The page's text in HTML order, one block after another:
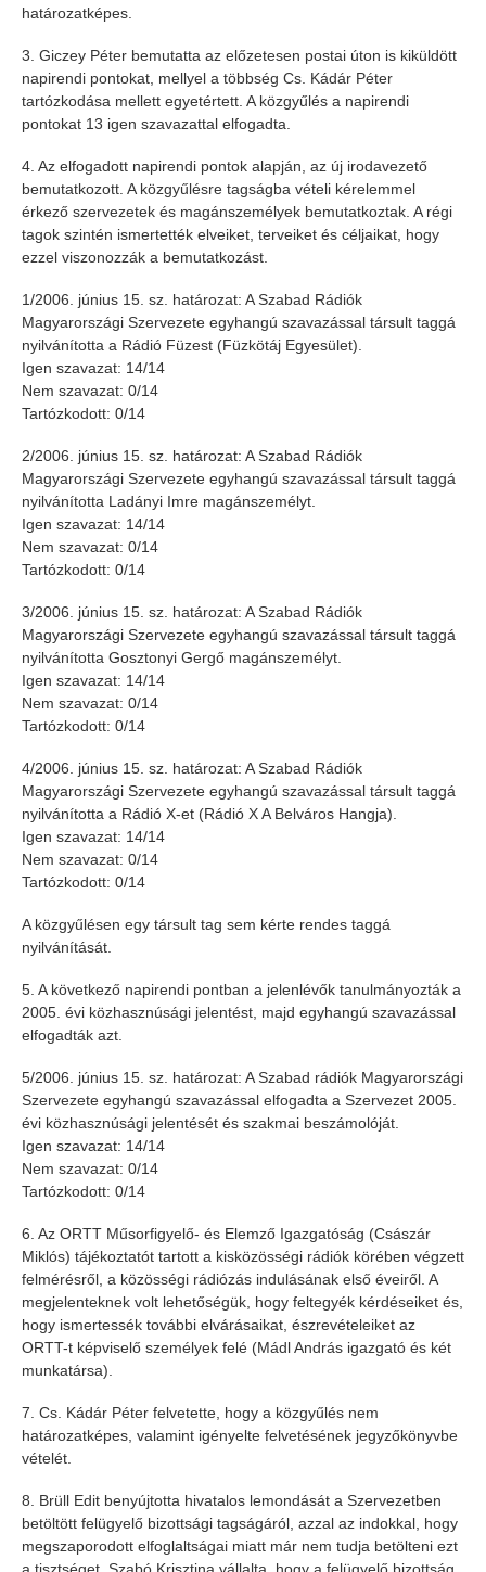
határozatképes.
3. Giczey Péter bemutatta az előzetesen postai úton is kiküldött
napirendi pontokat, mellyel a többség Cs. Kádár Péter
tartózkodása mellett egyetértett. A közgyűlés a napirendi
pontokat 13 igen szavazattal elfogadta.
4. Az elfogadott napirendi pontok alapján, az új irodavezető
bemutatkozott. A közgyűlésre tagságba vételi kérelemmel
érkező szervezetek és magánszemélyek bemutatkoztak. A régi
tagok szintén ismertették elveiket, terveiket és céljaikat, hogy
ezzel viszonozzák a bemutatkozást.
1/2006. június 15. sz. határozat: A Szabad Rádiók
Magyarországi Szervezete egyhangú szavazással társult taggá
nyilvánította a Rádió Füzest (Füzkötáj Egyesület).
Igen szavazat: 14/14
Nem szavazat: 0/14
Tartózkodott: 0/14
2/2006. június 15. sz. határozat: A Szabad Rádiók
Magyarországi Szervezete egyhangú szavazással társult taggá
nyilvánította Ladányi Imre magánszemélyt.
Igen szavazat: 14/14
Nem szavazat: 0/14
Tartózkodott: 0/14
3/2006. június 15. sz. határozat: A Szabad Rádiók
Magyarországi Szervezete egyhangú szavazással társult taggá
nyilvánította Gosztonyi Gergő magánszemélyt.
Igen szavazat: 14/14
Nem szavazat: 0/14
Tartózkodott: 0/14
4/2006. június 15. sz. határozat: A Szabad Rádiók
Magyarországi Szervezete egyhangú szavazással társult taggá
nyilvánította a Rádió X-et (Rádió X A Belváros Hangja).
Igen szavazat: 14/14
Nem szavazat: 0/14
Tartózkodott: 0/14
A közgyűlésen egy társult tag sem kérte rendes taggá
nyilvánítását.
5. A következő napirendi pontban a jelenlévők tanulmányozták a
2005. évi közhasznúsági jelentést, majd egyhangú szavazással
elfogadták azt.
5/2006. június 15. sz. határozat: A Szabad rádiók Magyarországi
Szervezete egyhangú szavazással elfogadta a Szervezet 2005.
évi közhasznúsági jelentését és szakmai beszámolóját.
Igen szavazat: 14/14
Nem szavazat: 0/14
Tartózkodott: 0/14
6. Az ORTT Műsorfigyelő- és Elemző Igazgatóság (Császár
Miklós) tájékoztatót tartott a kisközösségi rádiók körében végzett
felmérésről, a közösségi rádiózás indulásának első éveiről. A
megjelenteknek volt lehetőségük, hogy feltegyék kérdéseiket és,
hogy ismertessék további elvárásaikat, észrevételeiket az
ORTT-t képviselő személyek felé (Mádl András igazgató és két
munkatársa).
7. Cs. Kádár Péter felvetette, hogy a közgyűlés nem
határozatképes, valamint igényelte felvetésének jegyzőkönyvbe
vételét.
8. Brüll Edit benyújtotta hivatalos lemondását a Szervezetben
betöltött felügyelő bizottsági tagságáról, azzal az indokkal, hogy
megszaporodott elfoglaltságai miatt már nem tudja betölteni ezt